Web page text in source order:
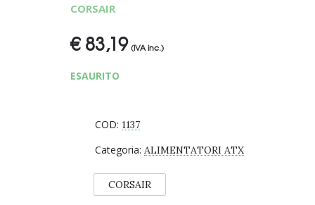
CORSAIR
€83,19 (IVA inc.)
ESAURITO
COD: 1137
Categoria: ALIMENTATORI ATX
CORSAIR